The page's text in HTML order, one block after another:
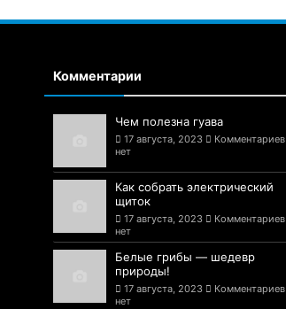
Комментарии
Чем полезна гуава
17 августа, 2023
Комментариев
нет
Как собрать электрический
щиток
17 августа, 2023
Комментариев
нет
Белые грибы — шедевр
природы!
17 августа, 2023
Комментариев
нет